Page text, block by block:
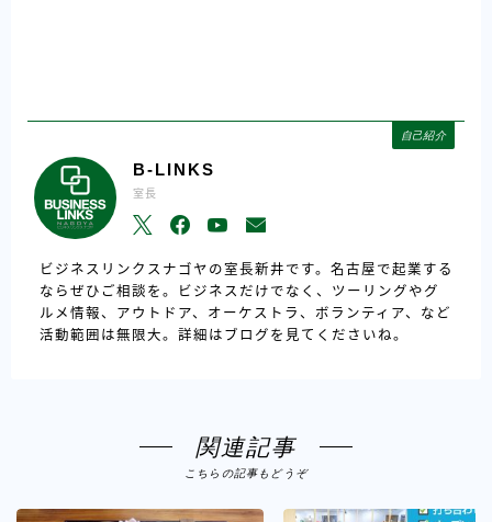
自己紹介
B-LINKS
室長
ビジネスリンクスナゴヤの室長新井です。名古屋で起業する
ならぜひご相談を。ビジネスだけでなく、ツーリングやグ
ルメ情報、アウトドア、オーケストラ、ボランティア、など
活動範囲は無限大。詳細はブログを見てくださいね。
関連記事
こちらの記事もどうぞ